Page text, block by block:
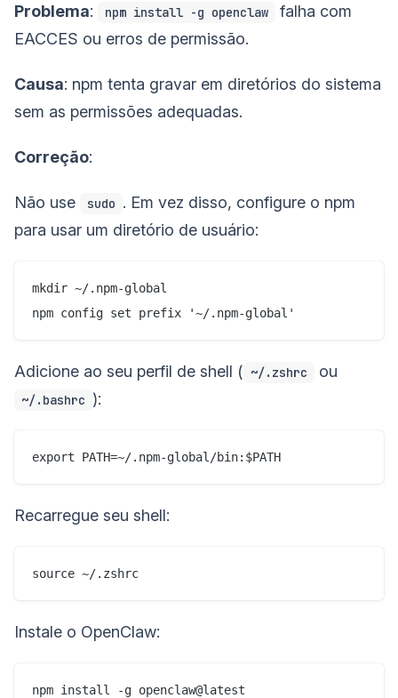
Problema: npm install -g openclaw
falha com
EACCES ou erros de permissão.
Causa: npm tenta gravar em diretórios do sistema
sem as permissões adequadas.
Correção:
Não use sudo . Em vez disso, configure o npm
para usar um diretório de usuário:
mkdir ~/.npm-global
Adicione ao seu perfil de shell ( ~/.zshrc ou
~/.bashrc ):
Recarregue seu shell:
Instale o OpenClaw: